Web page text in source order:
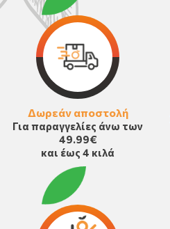
Δωρεάν αποστολή
Για παραγγελίες άνω των
49.99€
και έως 4 κιλά